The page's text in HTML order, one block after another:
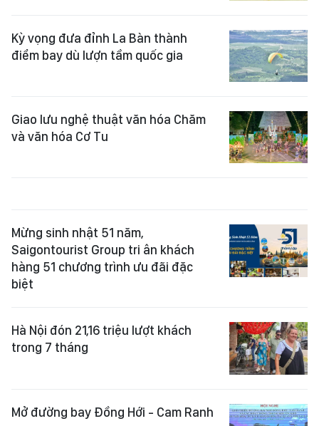
Kỳ vọng đưa đỉnh La Bàn thành
điểm bay dù lượn tầm quốc gia
Giao lưu nghệ thuật văn hóa Chăm
và văn hóa Cơ Tu
Mừng sinh nhật 51 năm,
Saigontourist Group tri ân khách
hàng 51 chương trình ưu đãi đặc
biệt
Hà Nội đón 21,16 triệu lượt khách
trong 7 tháng
Mở đường bay Đồng Hới - Cam Ranh